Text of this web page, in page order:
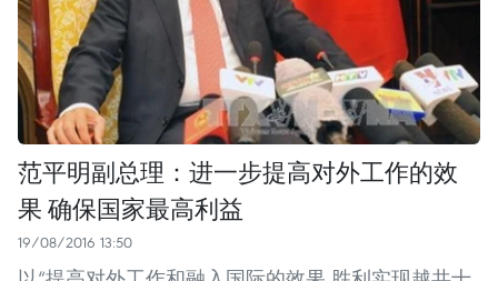
范平明副总理：进一步提高对外工作的效
果 确保国家最高利益
19/08/2016 13:50